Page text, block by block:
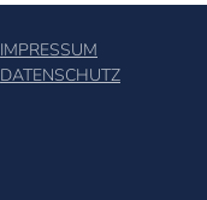
IMPRESSUM
DATENSCHUTZ